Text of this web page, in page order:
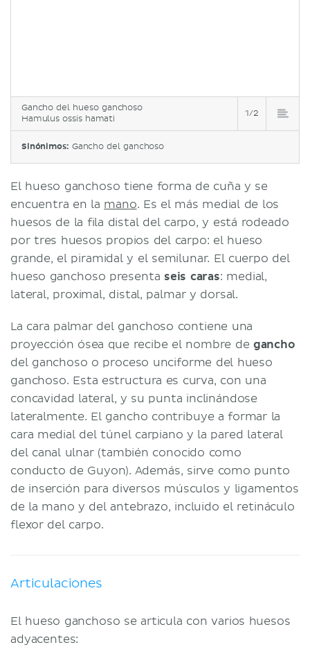
Gancho del hueso ganchoso
Hamulus ossis hamati
1/2
Sinónimos: Gancho del ganchoso
El hueso ganchoso tiene forma de cuña y se
encuentra en la mano. Es el más medial de los
huesos de la fila distal del carpo, y está rodeado
por tres huesos propios del carpo: el hueso
grande, el piramidal y el semilunar. El cuerpo del
hueso ganchoso presenta seis caras: medial,
lateral, proximal, distal, palmar y dorsal.
La cara palmar del ganchoso contiene una
proyección ósea que recibe el nombre de gancho
del ganchoso o proceso unciforme del hueso
ganchoso. Esta estructura es curva, con una
concavidad lateral, y su punta inclinándose
lateralmente. El gancho contribuye a formar la
cara medial del túnel carpiano y la pared lateral
del canal ulnar (también conocido como
conducto de Guyon). Además, sirve como punto
de inserción para diversos músculos y ligamentos
de la mano y del antebrazo, incluido el retináculo
flexor del carpo.
Articulaciones
El hueso ganchoso se articula con varios huesos
adyacentes: